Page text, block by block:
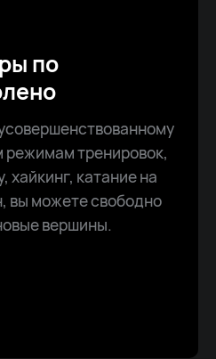
по
режимам тренировок,
хайкинг, катание на
вы можете свободно
вершины.